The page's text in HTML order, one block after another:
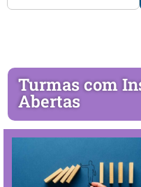
Turmas com
Abertas